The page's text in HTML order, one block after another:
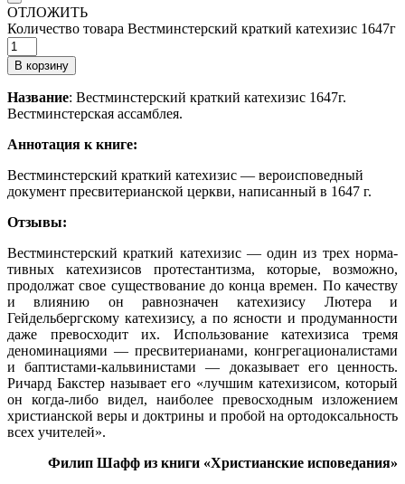
ОТЛОЖИТЬ
Количество товара Вестминстерский краткий катехизис 1647г
В корзину
Название: Вестминстерский краткий катехизис 1647г.
Вестминстерская ассамблея.
Аннотация к книге:
Вестминстерский краткий катехизис — вероисповедный
документ пресвитерианской церкви, написанный в 1647 г.
Отзывы:
Вестминстерский краткий катехизис — один из трех норма­
тивных катехизисов протестантизма, которые, возможно,
продолжат свое существование до конца времен. По качеству
и влиянию он равнозначен катехизису Лютера и
Гейдельбергскому катехизису, а по ясности и продуманности
даже превосходит их. Использование катехизиса тремя
деноминациями — пресви­терианами, конгрегационалистами
и баптистами-кальвини­стами — доказывает его ценность.
Ричард Бакстер называ­ет его «лучшим катехизисом, который
он когда-либо видел, наиболее превосходным изложением
христианской веры и доктрины и пробой на ортодоксальность
всех учителей».
Филип Шафф из книги «Христианские исповедания»